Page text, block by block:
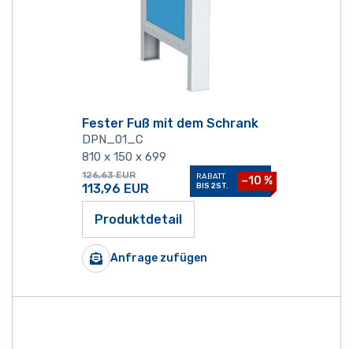
Fester Fuß mit dem Schrank
DPN_01_C
810 x 150 x 699
126,63 EUR
113,96 EUR
RABATT
BIS 2ST.
−10 %
Produktdetail
Anfrage zufügen